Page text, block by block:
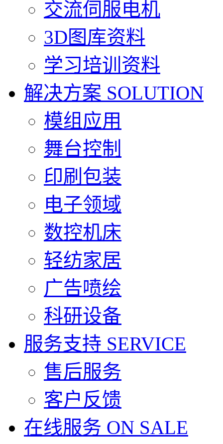
交流伺服电机
3D图库资料
学习培训资料
解决方案 SOLUTION
模组应用
舞台控制
印刷包装
电子领域
数控机床
轻纺家居
广告喷绘
科研设备
服务支持 SERVICE
售后服务
客户反馈
在线服务 ON SALE